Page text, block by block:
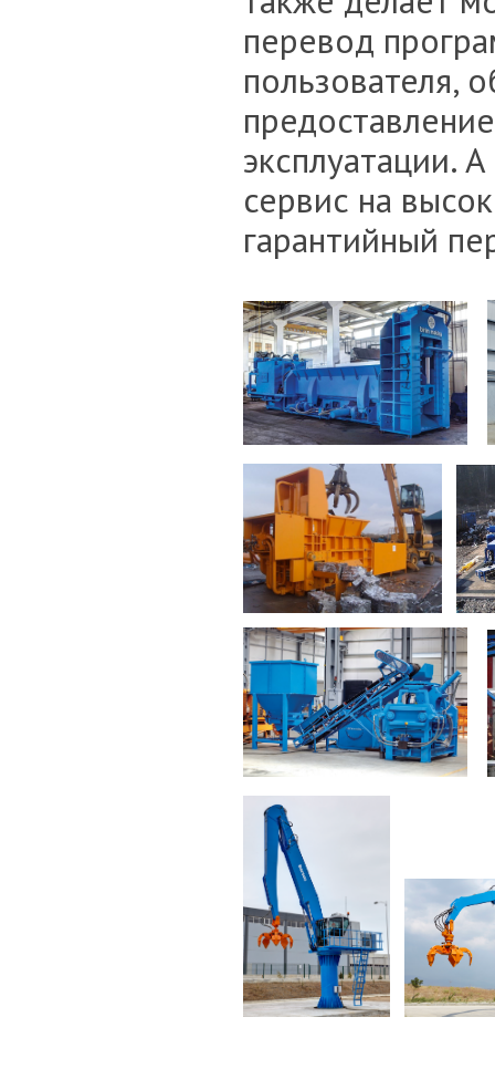
перевод
пользователя,
эксплуатации.
сервис на
гарантийный